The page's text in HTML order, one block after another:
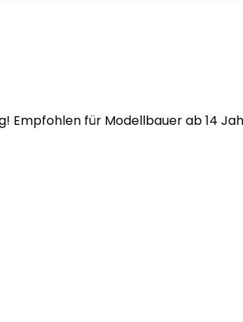
Empfohlen für Modellbauer ab 14